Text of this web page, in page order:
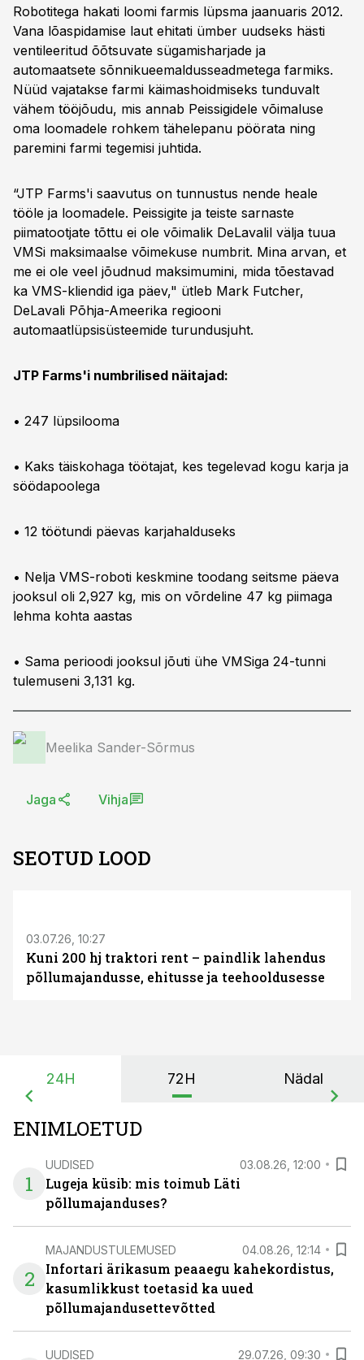
Robotitega hakati loomi farmis lüpsma jaanuaris 2012.
Vana lõaspidamise laut ehitati ümber uudseks hästi
ventileeritud õõtsuvate sügamisharjade ja
automaatsete sõnnikueemaldusseadmetega farmiks.
Nüüd vajatakse farmi käimashoidmiseks tunduvalt
vähem tööjõudu, mis annab Peissigidele võimaluse
oma loomadele rohkem tähelepanu pöörata ning
paremini farmi tegemisi juhtida.
“JTP Farms'i saavutus on tunnustus nende heale
tööle ja loomadele. Peissigite ja teiste sarnaste
piimatootjate tõttu ei ole võimalik DeLavalil välja tuua
VMSi maksimaalse võimekuse numbrit. Mina arvan, et
me ei ole veel jõudnud maksimumini, mida tõestavad
ka VMS-kliendid iga päev," ütleb Mark Futcher,
DeLavali Põhja-Ameerika regiooni
automaatlüpsisüsteemide turundusjuht.
JTP Farms'i numbrilised näitajad:
• 247 lüpsilooma
• Kaks täiskohaga töötajat, kes tegelevad kogu karja ja
söödapoolega
• 12 töötundi päevas karjahalduseks
• Nelja VMS-roboti keskmine toodang seitsme päeva
jooksul oli 2,927 kg, mis on võrdeline 47 kg piimaga
lehma kohta aastas
• Sama perioodi jooksul jõuti ühe VMSiga 24-tunni
tulemuseni 3,131 kg.
Meelika Sander-Sõrmus
Jaga Vihja
SEOTUD LOOD
03.07.26, 10:27
Kuni 200 hj traktori rent – paindlik lahendus
põllumajandusse, ehitusse ja teehooldusesse
24H 72H Nädal
ENIMLOETUD
1
UUDISED 03.08.26, 12:00
Lugeja küsib: mis toimub Läti
põllumajanduses?
2
MAJANDUSTULEMUSED 04.08.26, 12:14
Infortari ärikasum peaaegu kahekordistus,
kasumlikkust toetasid ka uued
põllumajandusettevõtted
UUDISED 29.07.26, 09:30